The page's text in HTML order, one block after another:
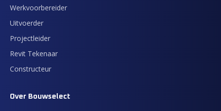
Werkvoorbereider
Uitvoerder
Projectleider
Revit Tekenaar
Constructeur
Over Bouwselect